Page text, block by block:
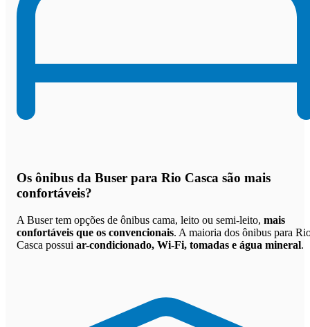
Os ônibus da Buser para Rio Casca são mais
confortáveis?
A Buser tem opções de ônibus cama, leito ou semi-leito, mais
confortáveis que os convencionais. A maioria dos ônibus para
Casca possui ar-condicionado, Wi-Fi, tomadas e água mineral.